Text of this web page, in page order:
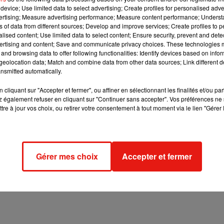
, débute la bande-annonce de cette neuvième saison à
par l'engouementStar Warsdu moment répandu grâce à
ont choisi de plonger les quatre nouveaux coachs dans un
Obispo en costume rappelant l'armure de Robocop, Amel Bent
mécaniques... Le jury a sorti leur plus impressionnantes
Use limited data to select advertising; Create profiles for personalised
Measure advertising performance; Measure content performance;
of data from different sources; Develop and improve services; Create profiles to
content; Use limited data to select content; Ensure security, prevent and
and content; Save and communicate privacy choices. These technologies
browsing data to offer following functionalities: Identify devices based on
data; Match and combine data from other data sources; Link different
automatically.
cliquant sur "Accepter et fermer", ou affiner en sélectionnant les finalités et/ou
également refuser en cliquant sur "Continuer sans accepter". Vos préférences
à jour vos choix, ou retirer votre consentement à tout moment via le lien
Gérer mes choix Accepter et fermer